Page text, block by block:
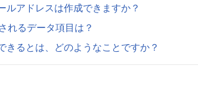
ルアドレスは作成できますか？
れるデータ項目は？
きるとは、どのようなことですか？